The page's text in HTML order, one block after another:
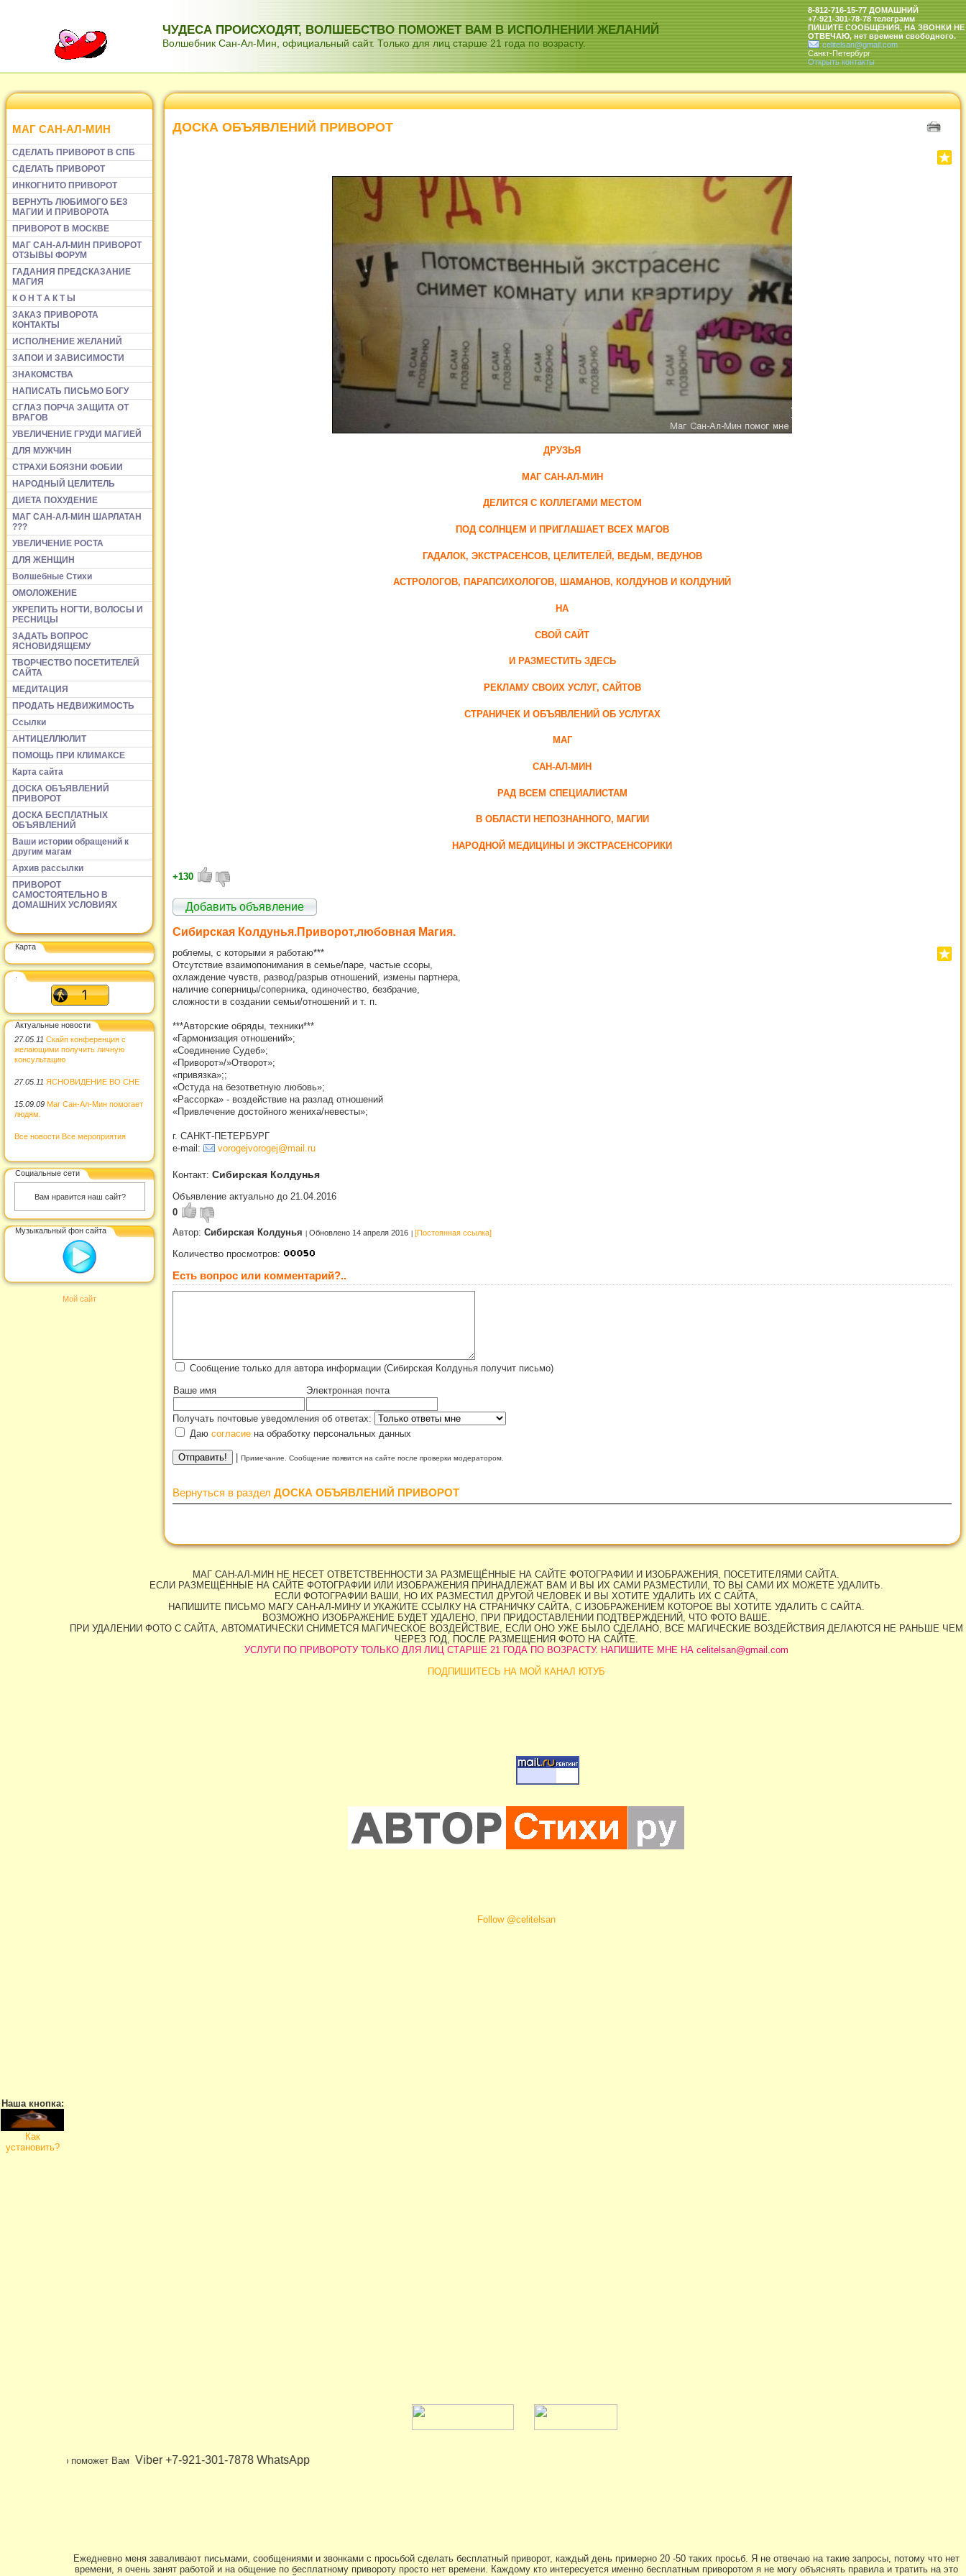
ЧУДЕСА ПРОИСХОДЯТ, ВОЛШЕБСТВО ПОМОЖЕТ ВАМ В ИСПОЛНЕНИИ ЖЕЛАНИЙ
Волшебник Сан-Ал-Мин, официальный сайт. Только для лиц старше 21 года по возрасту.
8-812-716-15-77 ДОМАШНИЙ
+7-921-301-78-78 телеграмм
ПИШИТЕ СООБЩЕНИЯ, НА ЗВОНКИ НЕ
ОТВЕЧАЮ, нет времени свободного.
celitelsan@gmail.com
Санкт-Петербург
Открыть контакты
МАГ САН-АЛ-МИН
СДЕЛАТЬ ПРИВОРОТ В СПБ
СДЕЛАТЬ ПРИВОРОТ
ИНКОГНИТО ПРИВОРОТ
ВЕРНУТЬ ЛЮБИМОГО БЕЗ
МАГИИ И ПРИВОРОТА
ПРИВОРОТ В МОСКВЕ
МАГ САН-АЛ-МИН ПРИВОРОТ
ОТЗЫВЫ ФОРУМ
ГАДАНИЯ ПРЕДСКАЗАНИЕ
МАГИЯ
К О Н Т А К Т Ы
ЗАКАЗ ПРИВОРОТА
КОНТАКТЫ
ИСПОЛНЕНИЕ ЖЕЛАНИЙ
ЗАПОИ И ЗАВИСИМОСТИ
ЗНАКОМСТВА
НАПИСАТЬ ПИСЬМО БОГУ
СГЛАЗ ПОРЧА ЗАЩИТА ОТ
ВРАГОВ
УВЕЛИЧЕНИЕ ГРУДИ МАГИЕЙ
ДЛЯ МУЖЧИН
СТРАХИ БОЯЗНИ ФОБИИ
НАРОДНЫЙ ЦЕЛИТЕЛЬ
ДИЕТА ПОХУДЕНИЕ
МАГ САН-АЛ-МИН ШАРЛАТАН
???
УВЕЛИЧЕНИЕ РОСТА
ДЛЯ ЖЕНЩИН
Волшебные Стихи
ОМОЛОЖЕНИЕ
УКРЕПИТЬ НОГТИ, ВОЛОСЫ И
РЕСНИЦЫ
ЗАДАТЬ ВОПРОС
ЯСНОВИДЯЩЕМУ
ТВОРЧЕСТВО ПОСЕТИТЕЛЕЙ
САЙТА
МЕДИТАЦИЯ
ПРОДАТЬ НЕДВИЖИМОСТЬ
Ссылки
АНТИЦЕЛЛЮЛИТ
ПОМОЩЬ ПРИ КЛИМАКСЕ
Карта сайта
ДОСКА ОБЪЯВЛЕНИЙ
ПРИВОРОТ
ДОСКА БЕСПЛАТНЫХ
ОБЪЯВЛЕНИЙ
Ваши истории обращений к
другим магам
Архив рассылки
ПРИВОРОТ
САМОСТОЯТЕЛЬНО В
ДОМАШНИХ УСЛОВИЯХ
Карта
Актуальные новости
27.05.11 Скайп конференция с
желающими получить личную
консультацию
27.05.11 ЯСНОВИДЕНИЕ ВО СНЕ
15.09.09 Маг Сан-Ал-Мин помогает
людям.
Все новости Все мероприятия
Социальные сети
Вам нравится наш сайт?
Музыкальный фон сайта
Мой сайт
ДОСКА ОБЪЯВЛЕНИЙ ПРИВОРОТ
ДРУЗЬЯ
МАГ САН-АЛ-МИН
ДЕЛИТСЯ С КОЛЛЕГАМИ МЕСТОМ
ПОД СОЛНЦЕМ И ПРИГЛАШАЕТ ВСЕХ МАГОВ
ГАДАЛОК, ЭКСТРАСЕНСОВ, ЦЕЛИТЕЛЕЙ, ВЕДЬМ, ВЕДУНОВ
АСТРОЛОГОВ, ПАРАПСИХОЛОГОВ, ШАМАНОВ, КОЛДУНОВ И КОЛДУНИЙ
НА
СВОЙ САЙТ
И РАЗМЕСТИТЬ ЗДЕСЬ
РЕКЛАМУ СВОИХ УСЛУГ, САЙТОВ
СТРАНИЧЕК И ОБЪЯВЛЕНИЙ ОБ УСЛУГАХ
МАГ
САН-АЛ-МИН
РАД ВСЕМ СПЕЦИАЛИСТАМ
В ОБЛАСТИ НЕПОЗНАННОГО, МАГИИ
НАРОДНОЙ МЕДИЦИНЫ И ЭКСТРАСЕНСОРИКИ
+130
Добавить объявление
Сибирская Колдунья.Приворот,любовная Магия.
роблемы, с которыми я работаю***
Отсутствие взаимопонимания в семье/паре, частые ссоры,
охлаждение чувств, развод/разрыв отношений, измены партнера,
наличие соперницы/соперника, одиночество, безбрачие,
сложности в создании семьи/отношений и т. п.
***Авторские обряды, техники***
«Гармонизация отношений»;
«Соединение Судеб»;
«Приворот»/»Отворот»;
«привязка»;;
«Остуда на безответную любовь»;
«Рассорка» - воздействие на разлад отношений
«Привлечение достойного жениха/невесты»;
г. САНКТ-ПЕТЕРБУРГ
e-mail:
vorogejvorogej@mail.ru
Контакт: Сибирская Колдунья
Объявление актуально до 21.04.2016
0
Автор: Сибирская Колдунья Обновлено 14 апреля 2016 [Постоянная ссылка]
Количество просмотров:
Есть вопрос или комментарий?..
Сообщение только для автора информации (Сибирская Колдунья получит письмо)
Ваше имя Электронная почта
Получать почтовые уведомления об ответах:
Даю согласие на обработку персональных данных
| Примечание. Сообщение появится на сайте после проверки модератором.
Вернуться в раздел ДОСКА ОБЪЯВЛЕНИЙ ПРИВОРОТ
Наша кнопка:
Как
установить?
МАГ САН-АЛ-МИН НЕ НЕСЕТ ОТВЕТСТВЕННОСТИ ЗА РАЗМЕЩЁННЫЕ НА САЙТЕ ФОТОГРАФИИ И ИЗОБРАЖЕНИЯ, ПОСЕТИТЕЛЯМИ САЙТА.
ЕСЛИ РАЗМЕЩЁННЫЕ НА САЙТЕ ФОТОГРАФИИ ИЛИ ИЗОБРАЖЕНИЯ ПРИНАДЛЕЖАТ ВАМ И ВЫ ИХ САМИ РАЗМЕСТИЛИ, ТО ВЫ САМИ ИХ МОЖЕТЕ УДАЛИТЬ.
ЕСЛИ ФОТОГРАФИИ ВАШИ, НО ИХ РАЗМЕСТИЛ ДРУГОЙ ЧЕЛОВЕК И ВЫ ХОТИТЕ УДАЛИТЬ ИХ С САЙТА,
НАПИШИТЕ ПИСЬМО МАГУ САН-АЛ-МИНУ И УКАЖИТЕ ССЫЛКУ НА СТРАНИЧКУ САЙТА, С ИЗОБРАЖЕНИЕМ КОТОРОЕ ВЫ ХОТИТЕ УДАЛИТЬ С САЙТА.
ВОЗМОЖНО ИЗОБРАЖЕНИЕ БУДЕТ УДАЛЕНО, ПРИ ПРИДОСТАВЛЕНИИ ПОДТВЕРЖДЕНИЙ, ЧТО ФОТО ВАШЕ.
ПРИ УДАЛЕНИИ ФОТО С САЙТА, АВТОМАТИЧЕСКИ СНИМЕТСЯ МАГИЧЕСКОЕ ВОЗДЕЙСТВИЕ, ЕСЛИ ОНО УЖЕ БЫЛО СДЕЛАНО, ВСЕ МАГИЧЕСКИЕ ВОЗДЕЙСТВИЯ ДЕЛАЮТСЯ НЕ РАНЬШЕ ЧЕМ
ЧЕРЕЗ ГОД, ПОСЛЕ РАЗМЕЩЕНИЯ ФОТО НА САЙТЕ.
УСЛУГИ ПО ПРИВОРОТУ ТОЛЬКО ДЛЯ ЛИЦ СТАРШЕ 21 ГОДА ПО ВОЗРАСТУ. НАПИШИТЕ МНЕ НА celitelsan@gmail.com
ПОДПИШИТЕСЬ НА МОЙ КАНАЛ ЮТУБ
Follow @celitelsan
Viber +7-921-301-7878 WhatsApp
Ежедневно меня заваливают письмами, сообщениями и звонками с просьбой сделать бесплатный приворот, каждый день примерно 20 -50 таких просьб. Я не отвечаю на такие запросы, потому что нет
времени, я очень занят работой и на общение по бесплатному привороту просто нет времени. Каждому кто интересуется именно бесплатным приворотом я не могу объяснять правила и тратить на это